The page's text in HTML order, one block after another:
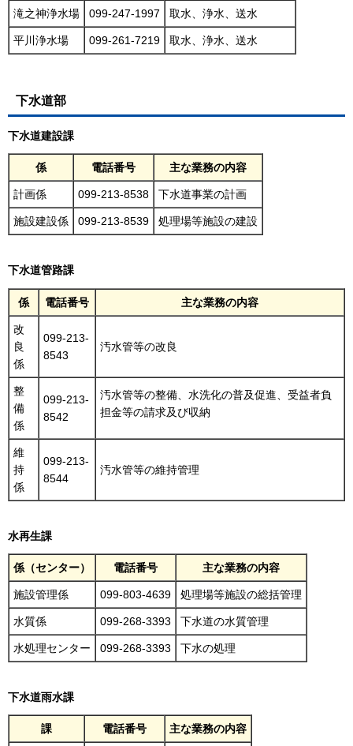
滝之神浄水場 099-247-1997 取水、浄水、送水
平川浄水場 099-261-7219 取水、浄水、送水
下水道部
下水道建設課
係 電話番号 主な業務の内容
計画係 099-213-8538 下水道事業の計画
施設建設係 099-213-8539 処理場等施設の建設
下水道管路課
係 電話番号 主な業務の内容
改
良
係
099-213-
8543
汚水管等の改良
整
備
係
099-213-
8542
汚水管等の整備、水洗化の普及促進、受益者負
担金等の請求及び収納
維
持
係
099-213-
8544
汚水管等の維持管理
水再生課
係（センター） 電話番号 主な業務の内容
施設管理係 099-803-4639 処理場等施設の総括管理
水質係 099-268-3393 下水道の水質管理
水処理センター 099-268-3393 下水の処理
下水道雨水課
課 電話番号 主な業務の内容